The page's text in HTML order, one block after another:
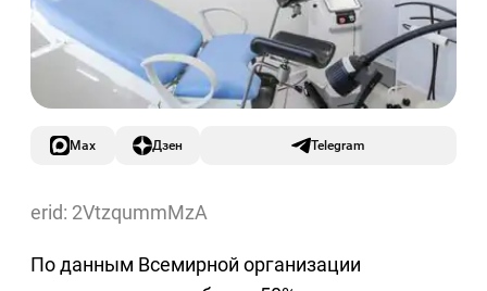
Max Дзен Telegram
erid: 2VtzqummMzA
По данным Всемирной организации